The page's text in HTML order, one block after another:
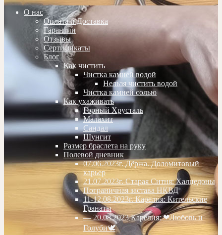
О нас
Оплата и Доставка
Гарантии
Отзывы
Сертификаты
Блог
Как чистить
Чистка камней водой
Нельзя чистить водой
Чистка камней солью
Как ухаживать
Горный Хрусталь
Малахит
Сандал
Шунгит
Размер браслета на руку
Полевой дневник
07.06.2023г. Дёржа. Доломитовый
карьер
21.07.2023г. Старая Ситня: Халцедоны
Пограничная застава НКВД
11-12.08.2023г. Карелия: Кительские
Гранаты
— 20.08.2023 Карелия: ❤Любовь и
Голуби🕊